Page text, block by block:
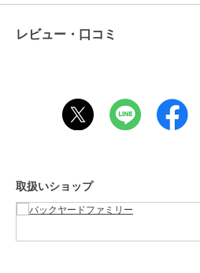
【積み木】
[縦]約18.5cm／[横]約26.5cm／[厚さ]
※サイズは当店計測の実寸サイズです。
約622g（※パッケージ込みの商品の重量
【注意点】
レビュー・口コミ
取扱いショップ